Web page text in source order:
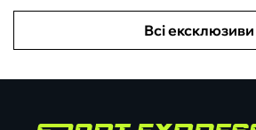
Всі ексклюзиви